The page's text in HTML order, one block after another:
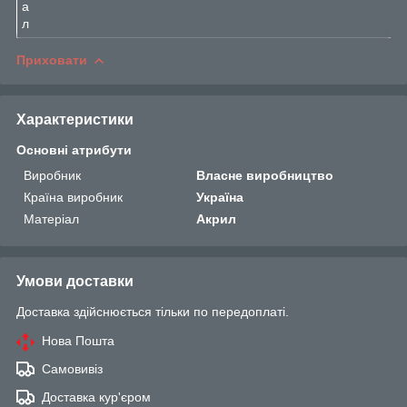
а
л
Приховати
Характеристики
Основні атрибути
Виробник
Власне виробництво
Країна виробник
Україна
Матеріал
Акрил
Умови доставки
Доставка здійснюється тільки по передоплаті.
Нова Пошта
Самовивіз
Доставка кур'єром